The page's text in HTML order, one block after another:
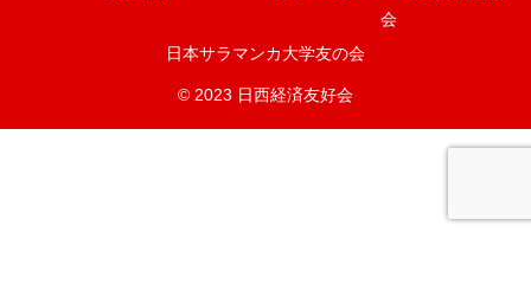
会
日本サラマンカ大学友の会
© 2023 日西経済友好会